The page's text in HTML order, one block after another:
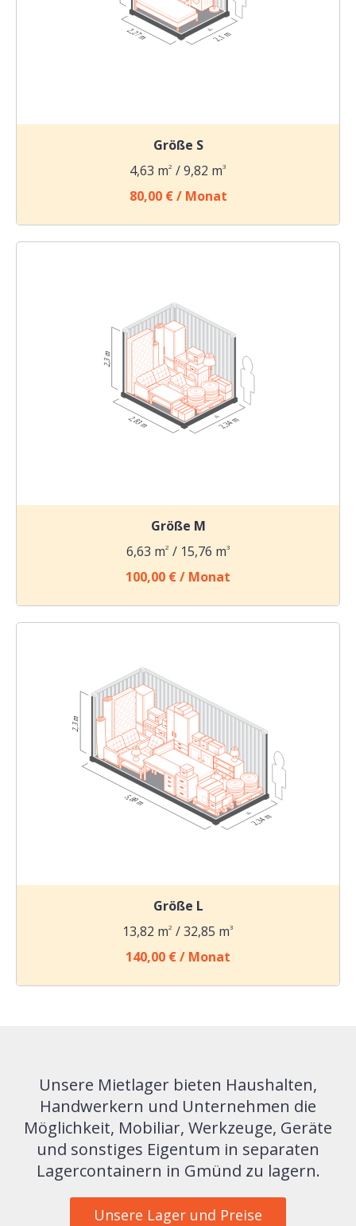
Größe S
4,63 m2 / 9,82 m3
80,00 € / Monat
Größe M
6,63 m2 / 15,76 m3
100,00 € / Monat
Größe L
13,82 m2 / 32,85 m3
140,00 € / Monat
Unsere Mietlager bieten Haushalten,
Handwerkern und Unternehmen die
Möglichkeit, Mobiliar, Werkzeuge, Geräte
und sonstiges Eigentum in separaten
Lagercontainern in Gmünd zu lagern.
Unsere Lager und Preise